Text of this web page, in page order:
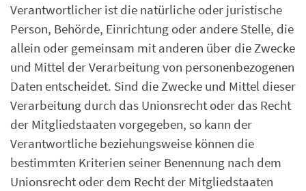
Verantwortlicher ist die natürliche oder juristische
Person, Behörde, Einrichtung oder andere Stelle, die
allein oder gemeinsam mit anderen über die Zwecke
und Mittel der Verarbeitung von personenbezogenen
Daten entscheidet. Sind die Zwecke und Mittel dieser
Verarbeitung durch das Unionsrecht oder das Recht
der Mitgliedstaaten vorgegeben, so kann der
Verantwortliche beziehungsweise können die
bestimmten Kriterien seiner Benennung nach dem
Unionsrecht oder dem Recht der Mitgliedstaaten